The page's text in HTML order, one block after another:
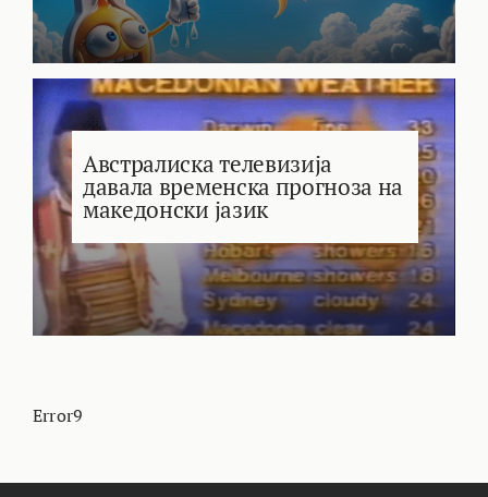
Австралиска телевизија
давала временска прогноза на
македонски јазик
Error9